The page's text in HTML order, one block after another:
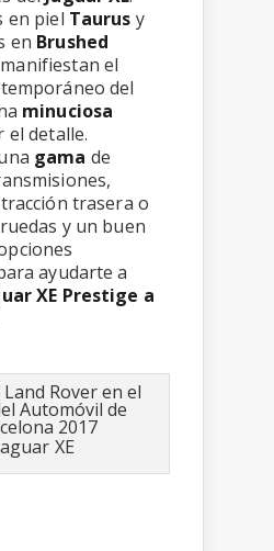
en piel Taurus y
en Brushed
manifiestan el
del
minuciosa
el detalle.
gama de
trasera o
y un buen
ayudarte a
XE Prestige a
XE